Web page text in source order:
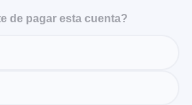
de pagar esta cuenta?